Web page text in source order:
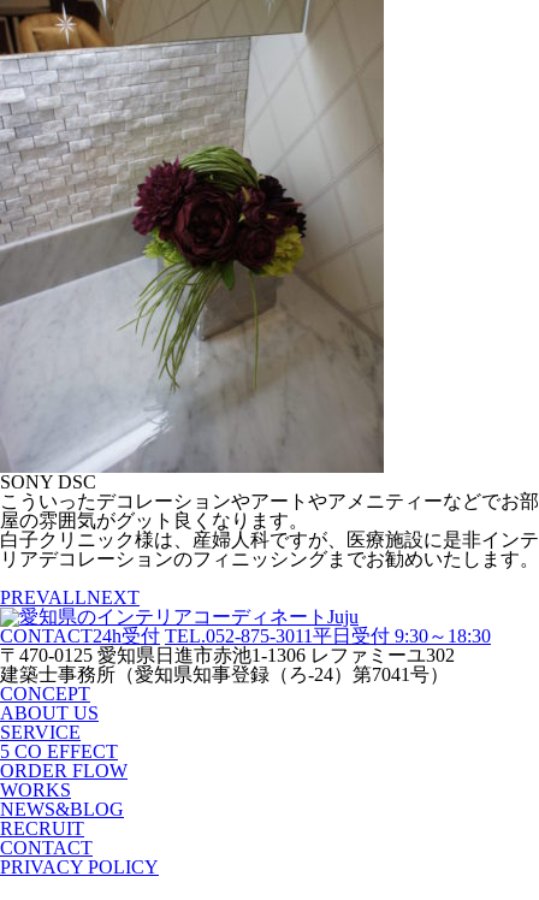
SONY DSC
こういったデコレーションやアートやアメニティーなどでお部
屋の雰囲気がグット良くなります。
白子クリニック様は、産婦人科ですが、医療施設に是非インテ
リアデコレーションのフィニッシングまでお勧めいたします。
PREVALLNEXT
CONTACT24h受付 TEL.052-875-3011平日受付 9:30～18:30
〒470-0125 愛知県日進市赤池1-1306 レファミーユ302
建築士事務所（愛知県知事登録（ろ-24）第7041号）
CONCEPT
ABOUT US
SERVICE
5 CO EFFECT
ORDER FLOW
WORKS
NEWS&BLOG
RECRUIT
CONTACT
PRIVACY POLICY